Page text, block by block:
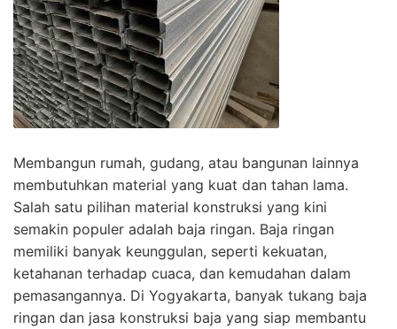
Membangun rumah, gudang, atau bangunan lainnya
membutuhkan material yang kuat dan tahan lama.
Salah satu pilihan material konstruksi yang kini
semakin populer adalah baja ringan. Baja ringan
memiliki banyak keunggulan, seperti kekuatan,
ketahanan terhadap cuaca, dan kemudahan dalam
pemasangannya. Di Yogyakarta, banyak tukang baja
ringan dan jasa konstruksi baja yang siap membantu